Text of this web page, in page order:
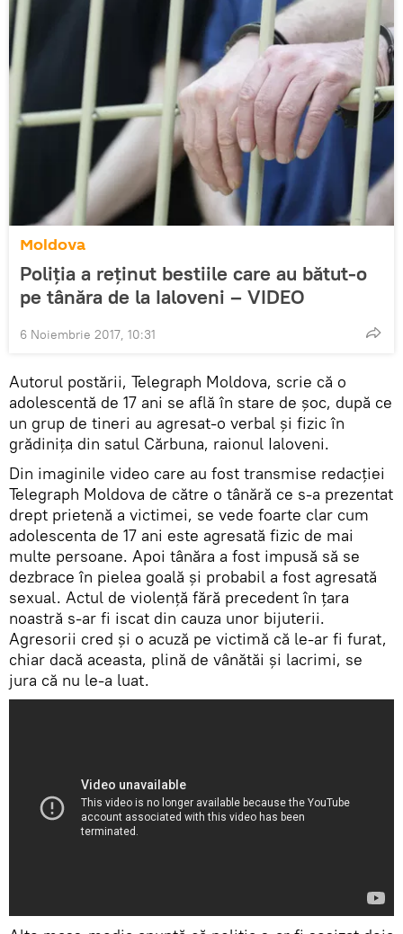
Moldova
Poliția a reținut bestiile care au bătut-o
pe tânăra de la Ialoveni – VIDEO
6 Noiembrie 2017, 10:31
Autorul postării, Telegraph Moldova, scrie că o
adolescentă de 17 ani se află în stare de șoc, după ce
un grup de tineri au agresat-o verbal și fizic în
grădinița din satul Cărbuna, raionul Ialoveni.
Din imaginile video care au fost transmise redacției
Telegraph Moldova de către o tânără ce s-a prezentat
drept prietenă a victimei, se vede foarte clar cum
adolescenta de 17 ani este agresată fizic de mai
multe persoane. Apoi tânăra a fost impusă să se
dezbrace în pielea goală și probabil a fost agresată
sexual. Actul de violență fără precedent în țara
noastră s-ar fi iscat din cauza unor bijuterii.
Agresorii cred și o acuză pe victimă că le-ar fi furat,
chiar dacă aceasta, plină de vânătăi și lacrimi, se
jura că nu le-a luat.